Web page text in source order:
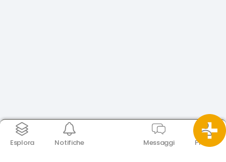
Esplora Notifiche Messaggi Profilo